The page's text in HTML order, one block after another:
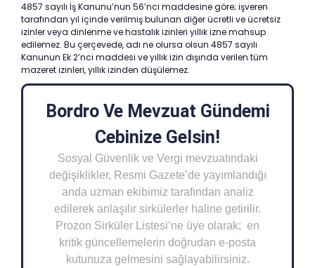
4857 sayılı İş Kanunu’nun 56’ncı maddesine göre; işveren
tarafından yıl içinde verilmiş bulunan diğer ücretli ve ücretsiz
izinler veya dinlenme ve hastalık izinleri yıllık izne mahsup
edilemez. Bu çerçevede, adı ne olursa olsun 4857 sayılı
Kanunun Ek 2’nci maddesi ve yıllık izin dışında verilen tüm
mazeret izinleri, yıllık izinden düşülemez.
Bordro Ve Mevzuat Gündemi
Cebinize Gelsin!
Sosyal Güvenlik ve Vergi mevzuatındaki
değişiklikler, Resmi Gazete’de yayımlandığı
anda uzman ekibimiz tarafından analiz
edilerek anlaşılır sirkülerler haline getirilir.
Prozon Sirküler Listesi’ne üye olarak; en
kritik güncellemelerin doğrudan e-posta
kutunuza gelmesini sağlayabilirsiniz.